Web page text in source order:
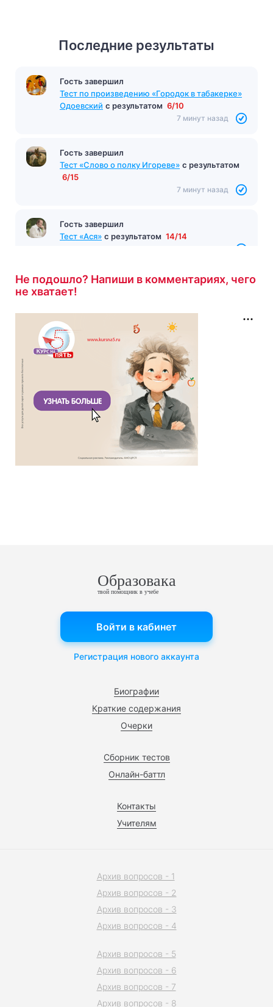
Последние результаты
Гость завершил
Тест по произведению «Городок в табакерке»
Одоевский с результатом 6/10
7 минут назад
Гость завершил
Тест «Слово о полку Игореве» с результатом
6/15
7 минут назад
Гость завершил
Тест «Ася» с результатом 14/14
Не подошло? Напиши в комментариях, чего
не хватает!
Образовака
твой помощник в учебе
Биографии
Краткие содержания
Очерки
Сборник тестов
Онлайн-баттл
Контакты
Учителям
Войти в кабинет
Регистрация нового аккаунта
Архив вопросов - 1
Архив вопросов - 2
Архив вопросов - 3
Архив вопросов - 4
Архив вопросов - 5
Архив вопросов - 6
Архив вопросов - 7
Архив вопросов - 8